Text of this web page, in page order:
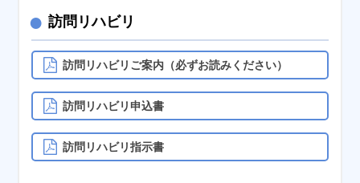
● 訪問リハビリ
訪問リハビリご案内（必ずお読みください）
訪問リハビリ申込書
訪問リハビリ指示書